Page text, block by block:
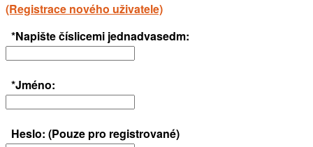
(Registrace nového uživatele)
*Napište číslicemi jednadvasedm:
*Jméno:
Heslo: (Pouze pro registrované)